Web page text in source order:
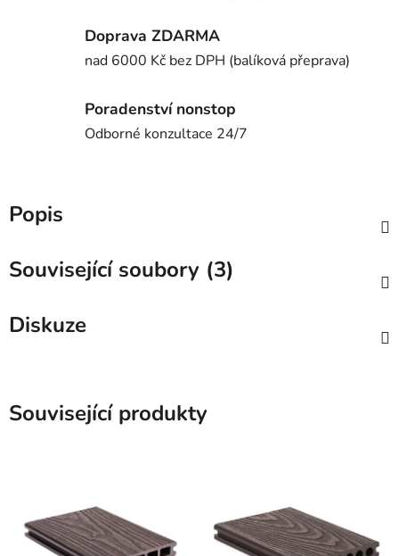
Doprava ZDARMA
nad 6000 Kč bez DPH (balíková přeprava)
Poradenství nonstop
Odborné konzultace 24/7
Popis
Související soubory (3)
Diskuze
Související produkty